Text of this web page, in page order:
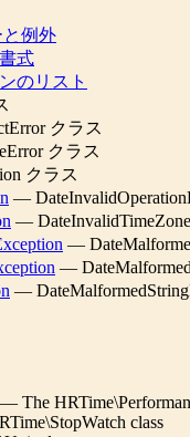
と例外
式
のリスト
クラス
クラス
クラス
—
—
—
—
—
The
class